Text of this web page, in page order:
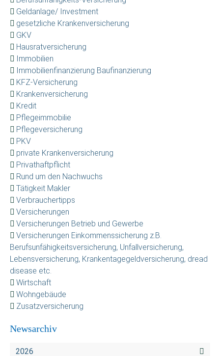
Geldanlage/ Investment
gesetzliche Krankenversicherung
GKV
Hausratversicherung
Immobilien
Immobilienfinanzierung Baufinanzierung
KFZ-Versicherung
Krankenversicherung
Kredit
Pflegeimmobilie
Pflegeversicherung
PKV
private Krankenversicherung
Privathaftpflicht
Rund um den Nachwuchs
Tätigkeit Makler
Verbrauchertipps
Versicherungen
Versicherungen Betrieb und Gewerbe
Versicherungen Einkommenssicherung z.B.
Berufsunfähigkeitsversicherung, Unfallversicherung,
Lebensversicherung, Krankentagegeldversicherung, dread
disease etc.
Wirtschaft
Wohngebäude
Zusatzversicherung
Newsarchiv
2026